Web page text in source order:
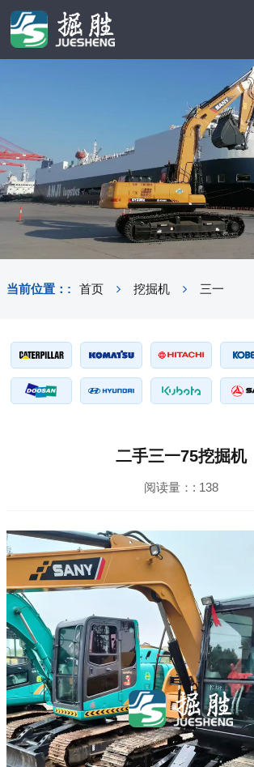
当前位置：: 首页 挖掘机 三一
二手三一75挖掘机
阅读量：: 138